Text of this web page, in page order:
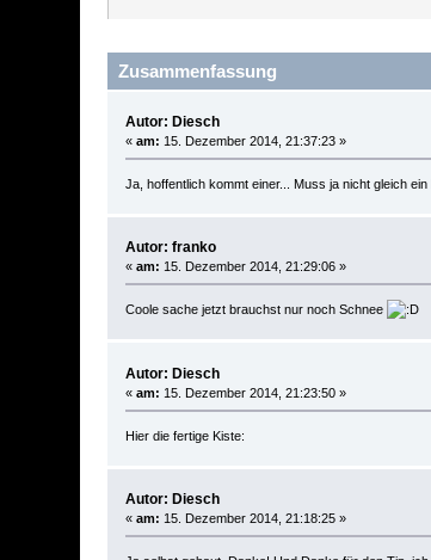
Zusammenfassung
Autor: Diesch
«am: 15. Dezember 2014, 21:37:23 »
Ja, hoffentlich kommt einer... Muss ja nicht gleich ein
Autor: franko
«am: 15. Dezember 2014, 21:29:06 »
Coole sache jetzt brauchst nur noch Schnee
Autor: Diesch
«am: 15. Dezember 2014, 21:23:50 »
Hier die fertige Kiste:
Autor: Diesch
«am: 15. Dezember 2014, 21:18:25 »